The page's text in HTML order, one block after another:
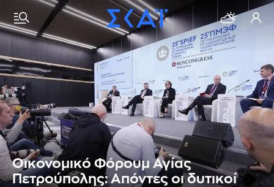
Οικονομικό Φόρουμ Αγίας
Πετρούπολης: Απόντες οι δυτικοί